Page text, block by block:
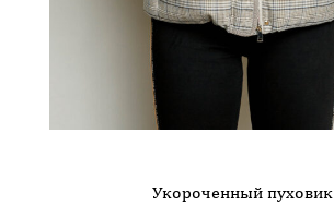
Укороченный пуховик